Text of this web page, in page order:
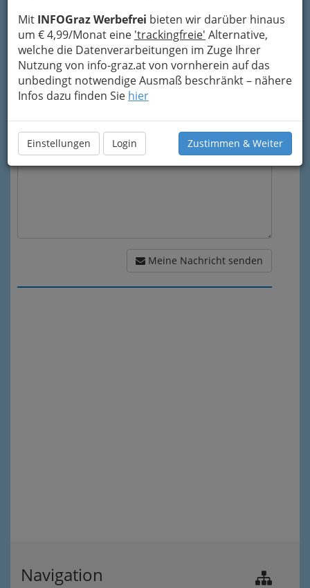
Mit INFOGraz Werbefrei bieten wir darüber hinaus
um € 4,99/Monat eine 'trackingfreie' Alternative,
welche die Datenverarbeitungen im Zuge Ihrer
Nutzung von info-graz.at von vornherein auf das
unbedingt notwendige Ausmaß beschränkt – nähere
Infos dazu finden Sie hier
Einstellungen Login Zustimmen & Weiter
Mein Betreff
Meine Nachricht
Meine Nachricht senden
Navigation